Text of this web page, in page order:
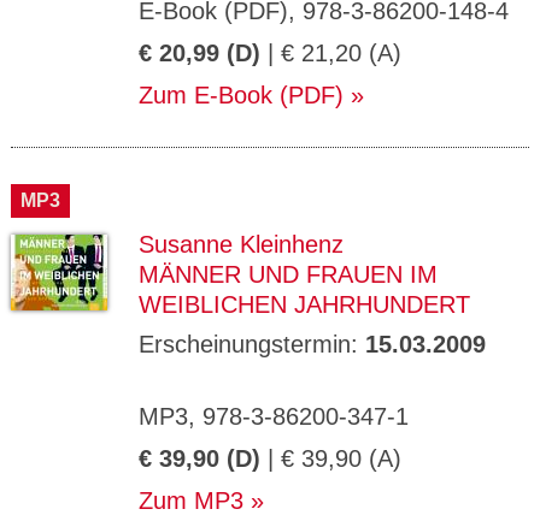
E-Book (PDF), 978-3-86200-148-4
€ 20,99 (D) | € 21,20 (A)
Zum E-Book (PDF)
MP3
Susanne Kleinhenz
MÄNNER UND FRAUEN IM
WEIBLICHEN JAHRHUNDERT
Erscheinungstermin: 15.03.2009
MP3, 978-3-86200-347-1
€ 39,90 (D) | € 39,90 (A)
Zum MP3